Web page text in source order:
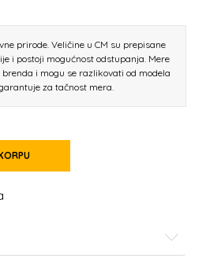
prirode. Veličine u CM su prepisane
i postoji mogućnost odstupanja. Mere
i mogu se razlikovati od modela
za tačnost mera.